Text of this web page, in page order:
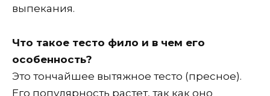
выпекания.
Что такое тесто фило и в чем его
особенность?
Это тончайшее вытяжное тесто (пресное).
Его популярность растет, так как оно